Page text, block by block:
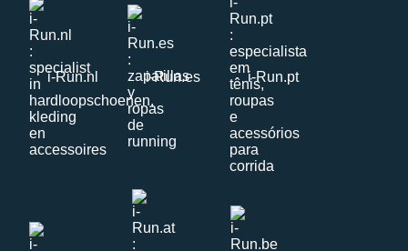
i-Run.nl i-Run.es i-Run.pt